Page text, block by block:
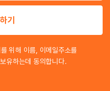
이
기
위해 이름, 이메일주소를
유하는데 동의합니다.